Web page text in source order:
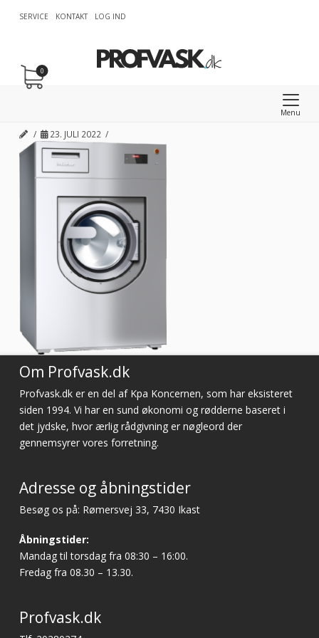
SERVICE KONTAKT LOG IND
Menu
0
23. JULI 2022
Om Profvask.dk
Profvask.dk er en del af Kpa Koncernen, som har eksisteret
siden 1994. Vi har en sund økonomi og rødderne baseret i
det jydske, hvor ærlig rådgivning er nøgleord der
gennemsyrer vores forretning.
Adresse og åbningstider
Besøg os på: Rømersvej 33, 7430 Ikast
Åbningstider:
Mandag til torsdag fra 08:30 – 16:00.
Fredag fra 08.30 – 13.30.
Profvask.dk